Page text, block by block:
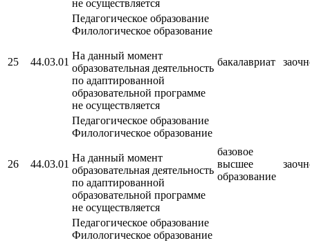
не осуществляется
25 44.03.01
Педагогическое образование
Филологическое образование
На данный момент
образовательная деятельность
по адаптированной
образовательной программе
не осуществляется
бакалавриат
26 44.03.01
Педагогическое образование
Филологическое образование
На данный момент
образовательная деятельность
по адаптированной
образовательной программе
не осуществляется
базовое
высшее
образование
Педагогическое образование
Филологическое образование